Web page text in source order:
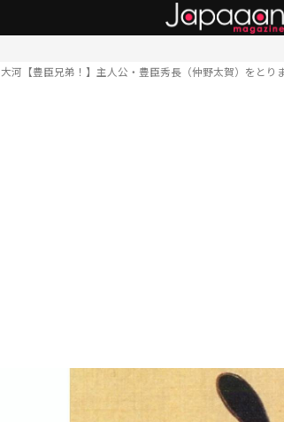
大河【豊臣兄弟！】主人公・豊臣秀長（仲野太賀）をとり